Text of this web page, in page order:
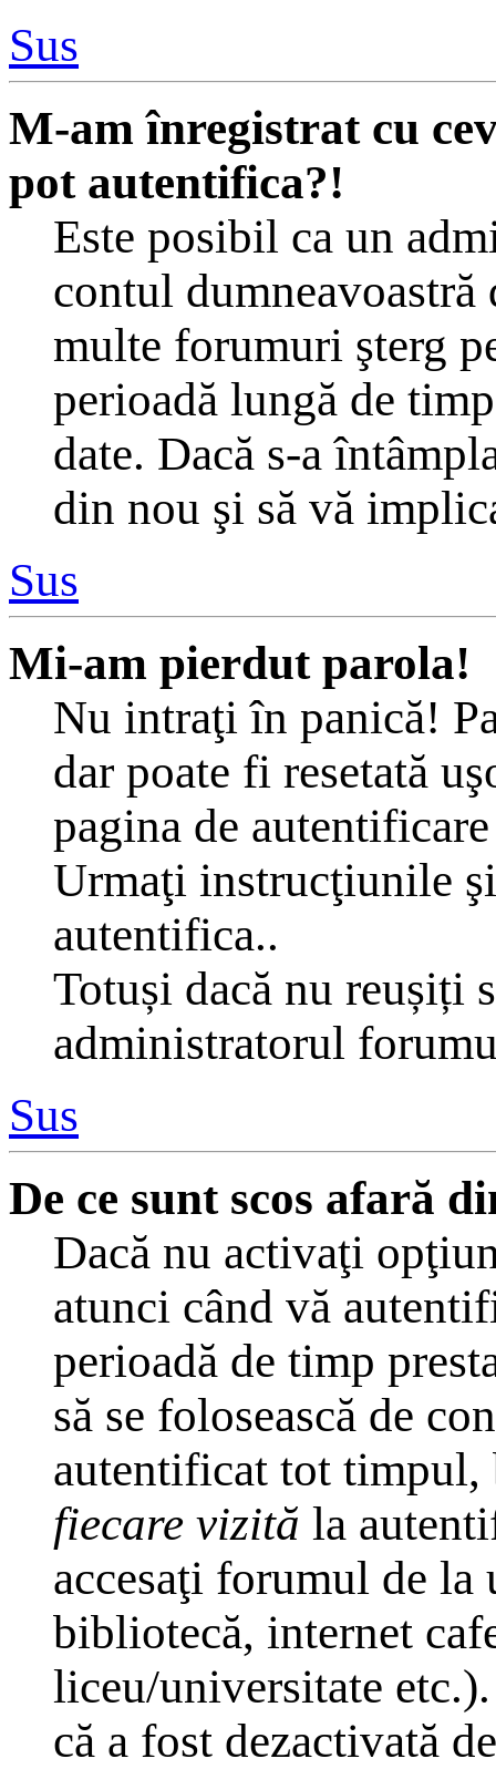
Sus
M-am înregistrat cu
pot autentifica?!
Este posibil ca un
contul
multe forumuri şterg
perioadă lungă de
date. Dacă s-a
din nou şi să vă
Sus
Mi-am pierdut parola!
Nu intraţi în panică!
dar poate fi resetată
pagina de
Urmaţi instrucţiunile
autentifica..
Totuși dacă nu reușiți
administratorul
Sus
De ce sunt scos afară
Dacă nu activaţi
atunci când vă
perioadă de timp
să se folosească de
autentificat tot
fiecare vizită la
accesaţi forumul de
bibliotecă, internet
liceu/universitate
că a fost dezactivată